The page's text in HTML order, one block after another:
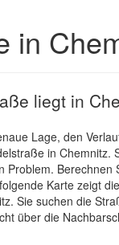
in
liegt in
Lage, den
in Chemnitz.
Problem.
Karte zeigt
Sie suchen die
über die